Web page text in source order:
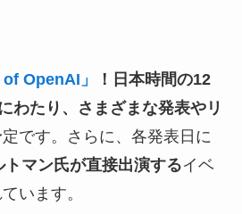
of OpenAI」
！日本時間の12
わたり、さまざまな発表やリ
です。さらに、各発表日に
マン氏が直接出演するイベ
います。